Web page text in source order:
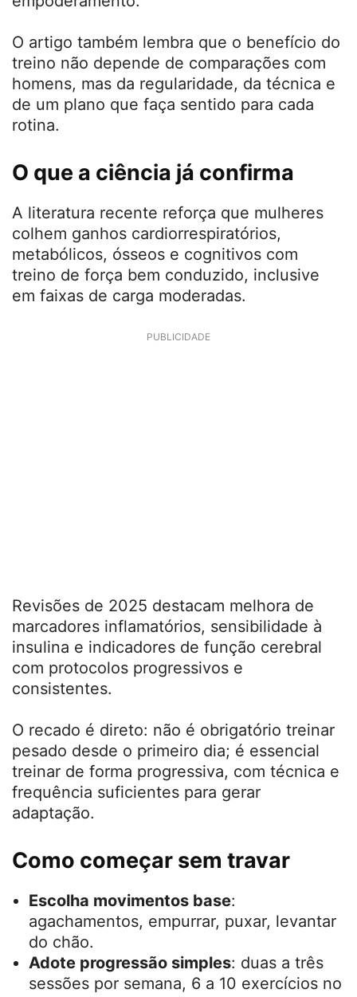
estratégia que funcionou para ela: combinar
sessões de força com Pilates, incluir
pequenas cargas em casa e manter
progressão simples, possível e constante. O
resultado foi mais força, mais resistência,
melhor foco e sensação real de
empoderamento.
O artigo também lembra que o benefício do
homens, mas da regularidade, da técnica e
de um plano que faça sentido para cada
rotina.
O que a ciência já confirma
A literatura recente reforça que mulheres
Revisões de 2025 destacam melhora de
marcadores inflamatórios, sensibilidade à
insulina e indicadores de função cerebral
com protocolos progressivos e
consistentes.